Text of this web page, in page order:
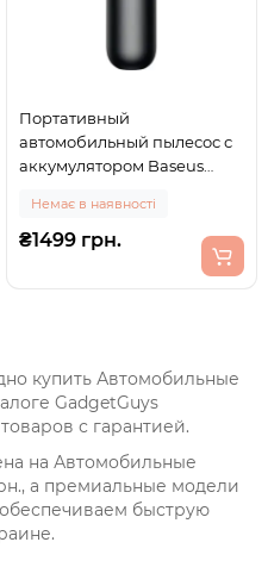
Портативный
автомобильный пылесос с
аккумулятором Baseus
(6000 PA) Black
(VCAQ040001)
Немає в наявності
₴1499 грн.
купить Автомобильные
GadgetGuys
с гарантией.
на Автомобильные
а премиальные модели
быструю